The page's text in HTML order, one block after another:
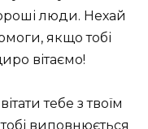
люди. Нехай
якщо тобі
вітаємо!
тебе з твоїм
виповнюється